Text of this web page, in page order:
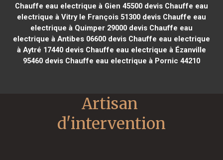
Chauffe eau electrique à Gien 45500devis Chauffe eau
electrique à Vitry le François 51300devis Chauffe eau
electrique à Quimper 29000devis Chauffe eau
electrique à Antibes 06600devis Chauffe eau electrique
à Aytré 17440devis Chauffe eau electrique à Ézanville
95460devis Chauffe eau electrique à Pornic 44210
Artisan
d'intervention